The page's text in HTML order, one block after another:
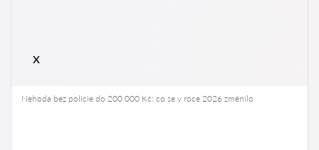
x
Nehoda bez policie do 200 000 Kč: co se v roce 2026 změnilo